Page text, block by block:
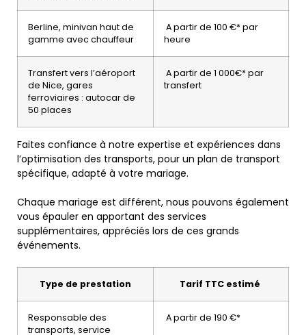
Berline, minivan haut de
gamme avec chauffeur
A partir de 100 €* par
heure
Transfert vers l’aéroport
de Nice, gares
ferroviaires : autocar de
50 places
A partir de 1 000€* par
transfert
Faites confiance à notre expertise et expériences dans
l’optimisation des transports, pour un plan de transport
spécifique, adapté à votre mariage.
Chaque mariage est différent, nous pouvons également
vous épauler en apportant des services
supplémentaires, appréciés lors de ces grands
événements.
Type de prestation Tarif TTC estimé
Responsable des
transports, service
A partir de 190 €*